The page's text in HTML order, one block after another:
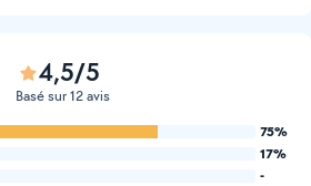
4,5/5
Basé sur 12 avis
75%
17%
-